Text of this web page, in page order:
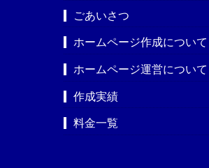
ごあいさつ
ホームページ作成について
ホームページ運営について
作成実績
料金一覧